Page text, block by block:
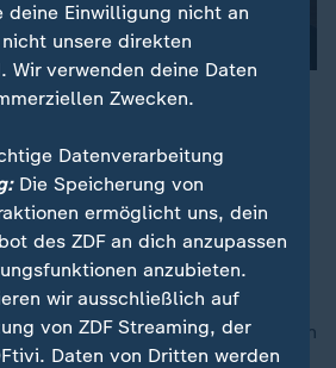
feiert runden
Ruhrpott-Stimme gehört er zu
Sängern. Seinen
mit Songs wie "Männer" und
nach oben
deine Einwilligung nicht an
unsere direkten
Wir verwenden deine Daten
Zwecken.
Datenverarbeitung
Die Speicherung von
ermöglicht uns, dein
des ZDF an dich anzupassen
anzubieten.
wir ausschließlich auf
von ZDF Streaming, der
Daten von Dritten werden